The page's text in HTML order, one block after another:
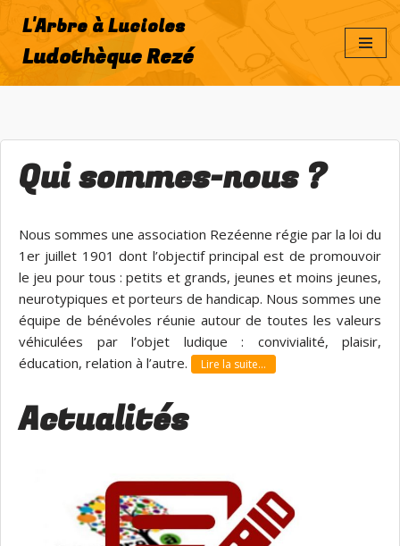
Aller
contenu
L'Arbre à Lucioles
Ludothèque Rezé
Qui sommes-nous ?
Nous sommes une association Rezéenne régie par la loi du
1er juillet 1901 dont l’objectif principal est de promouvoir
le jeu pour tous : petits et grands, jeunes et moins jeunes,
neurotypiques et porteurs de handicap. Nous sommes une
équipe de bénévoles réunie autour de toutes les valeurs
véhiculées par l’objet ludique : convivialité, plaisir,
éducation, relation à l’autre.
Lire la suite…
Actualités